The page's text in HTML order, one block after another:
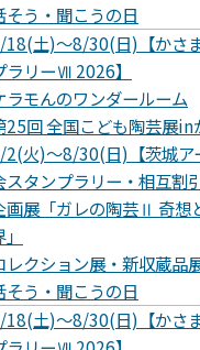
そう・聞こうの日
18(土)～8/30(日)【かさ
ラリーⅦ 2026】
ラモんのワンダールーム
25回 全国こども陶芸展in
2(火)～8/30(日)【茨城ア
スタンプラリー・相互割引
画展「ガレの陶芸Ⅱ 奇想
レクション展・新収蔵品
そう・聞こうの日
18(土)～8/30(日)【かさ